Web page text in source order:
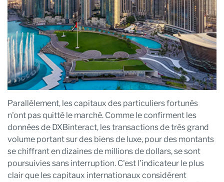
Parallèlement, les capitaux des particuliers fortunés
n'ont pas quitté le marché. Comme le confirment les
données de DXBinteract, les transactions de très grand
volume portant sur des biens de luxe, pour des montants
se chiffrant en dizaines de millions de dollars, se sont
poursuivies sans interruption. C'est l'indicateur le plus
clair que les capitaux internationaux considèrent